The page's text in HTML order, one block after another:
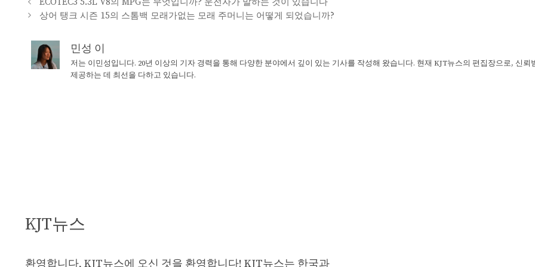
ECOTEC3 5.3L V8의 MPG는 무엇입니까? 운전자가 말하는 것이 있습니다
상어 탱크 시즌 15의 스톰백 모래가없는 모래 주머니는 어떻게 되었습니까?
민성 이
저는 이민성입니다. 20년 이상의 기자 경력을 통해 다양한 분야에서 깊이 있는 기사를 작성해 왔습니다. 현재 KJT뉴스의 편집장으로, 신뢰
제공하는 데 최선을 다하고 있습니다.
KJT뉴스
환영합니다, KJT뉴스에 오신 것을 환영합니다! KJT뉴스는 한국과